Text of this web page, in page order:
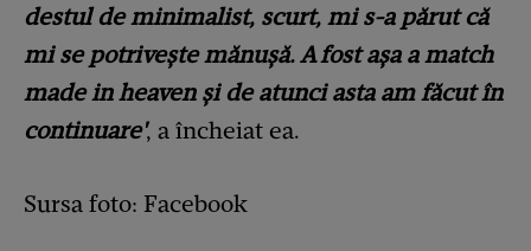
destul de minimalist, scurt, mi s-a părut că
mi se potrivește mănușă. A fost așa a match
made in heaven și de atunci asta am făcut în
continuare', a încheiat ea.
Sursa foto: Facebook